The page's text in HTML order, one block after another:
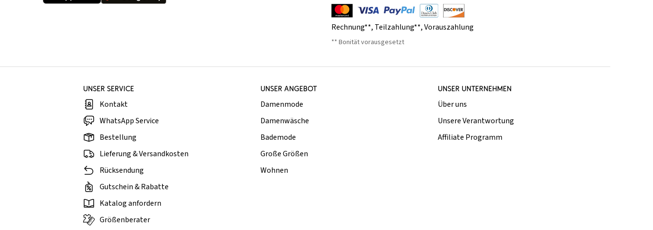
Rechnung**, Teilzahlung**,Vorauszahlung
** Bonität vorausgesetzt
UNSER SERVICE
Kontakt
WhatsApp Service
Bestellung
Lieferung & Versandkosten
Rücksendung
Gutschein & Rabatte
Katalog anfordern
Größenberater
UNSER ANGEBOT
Damenmode
Damenwäsche
Bademode
Große Größen
Wohnen
UNSER UNTERNEHMEN
Über uns
Unsere Verantwortung
Affiliate Programm